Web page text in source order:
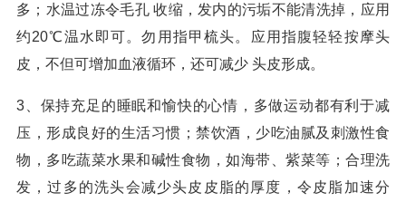
多；水温过冻令毛孔 收缩，发内的污垢不能清洗掉，应用
约20℃温水即可。勿用指甲梳头。应用指腹轻轻按摩头
皮，不但可增加血液循环，还可减少 头皮形成。
3、保持充足的睡眠和愉快的心情，多做运动都有利于减
压，形成良好的生活习惯；禁饮酒，少吃油腻及刺激性食
物，多吃蔬菜水果和碱性食物，如海带、紫菜等；合理洗
发，过多的洗头会减少头皮皮脂的厚度，令皮脂加速分